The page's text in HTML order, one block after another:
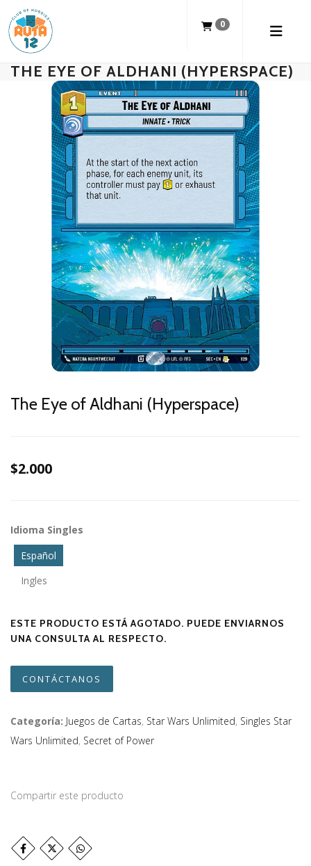
0
THE EYE OF ALDHANI (HYPERSPACE)
The Eye of Aldhani (Hyperspace)
$2.000
Idioma Singles
Español
Ingles
ESTE PRODUCTO ESTÁ AGOTADO. PUEDE ENVIARNOS
UNA CONSULTA AL RESPECTO.
CONTÁCTANOS
Categoría: Juegos de Cartas, Star Wars Unlimited, Singles Star
Wars Unlimited, Secret of Power
Compartir este producto